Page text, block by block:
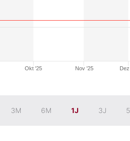
Okt '25 Nov '25
3M 6M 1J 3J